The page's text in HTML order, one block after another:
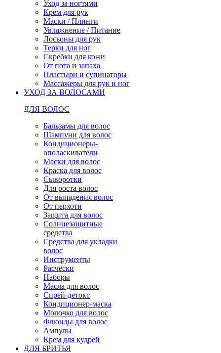
Уход за ногтями
Крем для рук
Маски / Плинги
Увлажнение / Питание
Лосьоны для рук
Терки для ног
Скребки для кожи
От пота и запаха
Пластыри и супинаторы
Массажеры для рук и ног
УХОД ЗА ВОЛОСАМИ
ДЛЯ ВОЛОС
Бальзамы для волос
Шампуни для волос
Кондиционеры-
ополаскиватели
Маски для волос
Краска для волос
Сыворотки
Для роста волос
От выпадения волос
От перхоти
Защита для волос
Солнцезащитные
средства
Средства для укладки
волос
Инструменты
Расчёски
Наборы
Масла для волос
Спрей-детокс
Кондиционер-маска
Молочко для волос
Флюиды для волос
Ампулы
Крем для кудрей
ДЛЯ БРИТЬЯ